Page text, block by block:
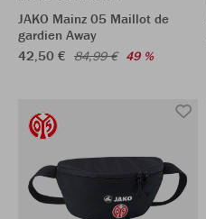
JAKO Mainz 05 Maillot de
gardien Away
42,50 € 84,99 € 49 %